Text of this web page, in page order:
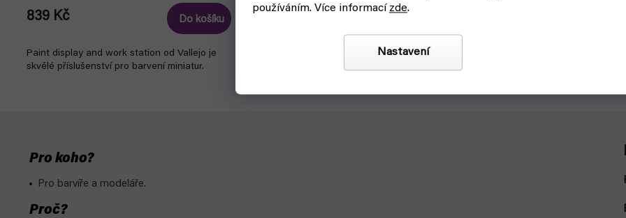
používáním. Více informací zde.
Nastavení
839 Kč Do košíku
Paint display and work station od Vallejo je
skvělé příslušenství pro barvení miniatur.
734 Kč
Paint display and work station od Vallejo je
skvělé příslušenství pro barvení miniatur.
Pro koho?
Pro barvíře a modeláře.
Proč?